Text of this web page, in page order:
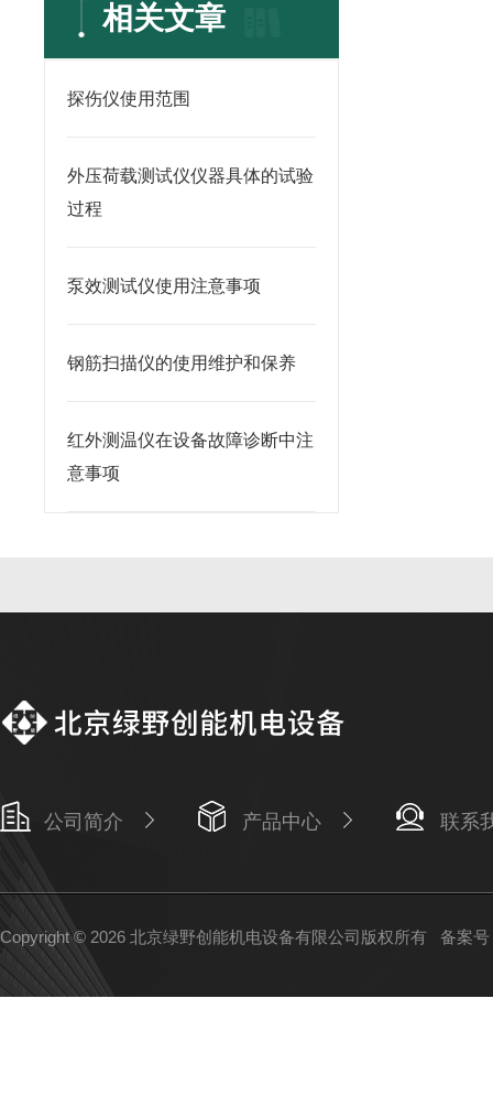
相关文章
探伤仪使用范围
外压荷载测试仪仪器具体的试验
过程
泵效测试仪使用注意事项
钢筋扫描仪的使用维护和保养
红外测温仪在设备故障诊断中注
意事项
公司简介 产品中心 联系
Copyright © 2026 北京绿野创能机电设备有限公司版权所有 备案